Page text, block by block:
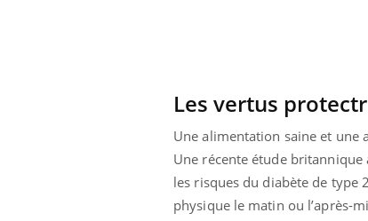
Les vertus
Une alimentation saine et une
Une récente étude
les risques du diabète de type
physique le matin ou l’après-